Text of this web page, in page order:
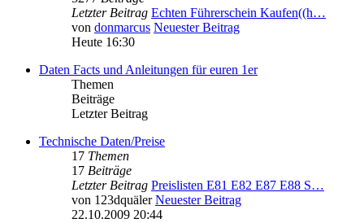
Letzter Beitrag Echten Führerschein Kaufen((h…
von donmarcus Neuester Beitrag
Heute 16:30
Daten Facts und Anleitungen für euren 1er
Themen
Beiträge
Letzter Beitrag
Technische Daten/Preise
17 Themen
17 Beiträge
Letzter Beitrag Preislisten E81 E82 E87 E88 S…
von 123dquäler Neuester Beitrag
22.10.2009 20:44